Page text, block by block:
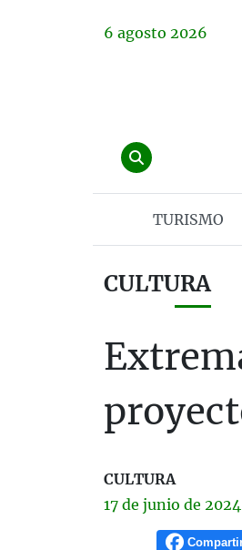
6 agosto 2026
TURISMO
CULTURA
CULTURA
17 de junio de 2024